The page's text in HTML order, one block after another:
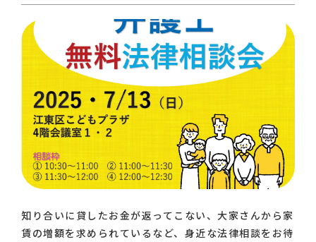
知り合いに貸したお金が返ってこない、大家さんから家
賃の増額を求められているなど、身近な法律相談をお待